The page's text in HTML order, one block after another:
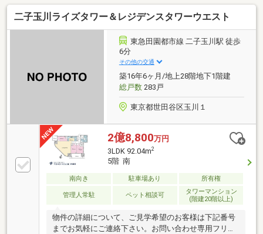
く行く場所へのルートや所要時間がわかる「Door to
Door機能」で、通勤・通学時間もスムーズに検索でき
ます。東宝ハウス大田東京では、物件のご紹介にとど
まらず、独自の会員サービス「TOHO HOUSE CLUB」
や「未来カレンダー」を活用したライフプランニング
を通じて、ご入居後もお客様の安心と豊かな暮らしに
寄り添い続けます。
二子玉川ライズタワー＆レジデンスタワーウエスト
東急田園都市線 二子玉川駅 徒歩
6分
その他の交通
築16年6ヶ月/地上28階地下1階建
総戸数283戸
東京都世田谷区玉川１
2億8,800万円
3LDK 92.04m2
5階 南
南向き 駐車場あり 所有権
管理人常駐 ペット相談可
タワーマンション
(階建20階以上)
物件の詳細について、ご見学希望のお客様は下記番号
までお気軽にご連絡下さい。お問い合わせ専用フリー